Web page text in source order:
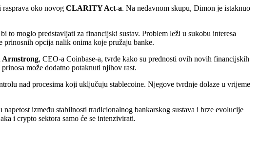
rasprava oko novog CLARITY Act-a. Na nedavnom skupu, Dimon je istaknuo
to moglo predstavljati za financijski sustav. Problem leži u sukobu interesa
prinosnih opcija nalik onima koje pružaju banke.
Armstrong, CEO-a Coinbase-a, tvrde kako su prednosti ovih novih financijskih
može dodatno potaknuti njihov rast.
nad procesima koji uključuju stablecoine. Njegove tvrdnje dolaze u vrijeme
između stabilnosti tradicionalnog bankarskog sustava i brze evolucije
i crypto sektora samo će se intenzivirati.